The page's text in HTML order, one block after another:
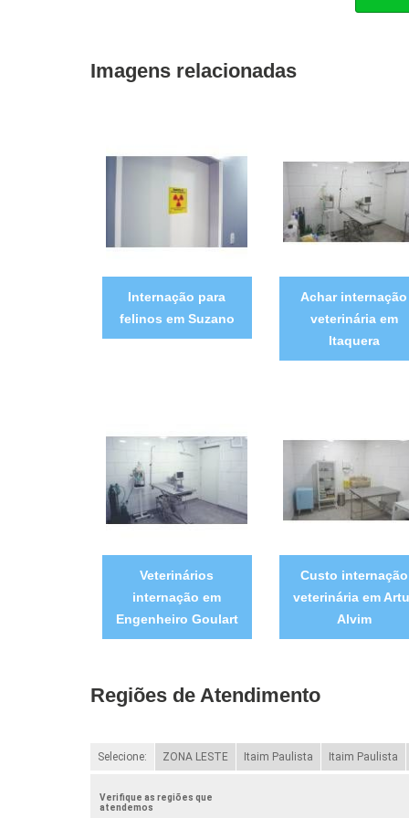
Imagens relacionadas
Internação para
felinos em Suzano
Achar internação
veterinária em
Itaquera
Veterinários
internação em
Engenheiro Goulart
Custo internação
veterinária em
Alvim
Regiões de Atendimento
Selecione: ZONA LESTE Itaim Paulista Itaim Paulista
Verifique as regiões que
atendemos